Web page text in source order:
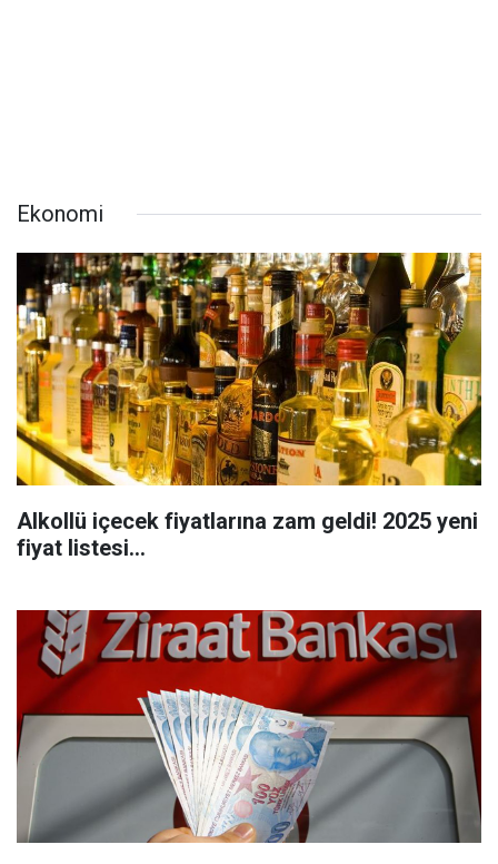
Ekonomi
Alkollü içecek fiyatlarına zam geldi! 2025 yeni
fiyat listesi...